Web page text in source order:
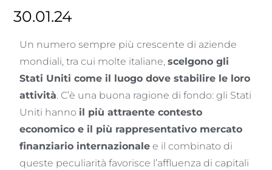
30.01.24
Un numero sempre più crescente di aziende
mondiali, tra cui molte italiane,scelgono gli
Stati Uniti come il luogo dove stabilire le loro
attività. C’è una buona ragione di fondo: gli Stati
Uniti hanno il più attraente contesto
economico e il più rappresentativo mercato
finanziario internazionale e il combinato di
queste peculiarità favorisce l’affluenza di capitali